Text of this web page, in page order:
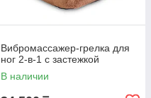
Вибромассажер-грелка для
ног 2-в-1 с застежкой
В наличии